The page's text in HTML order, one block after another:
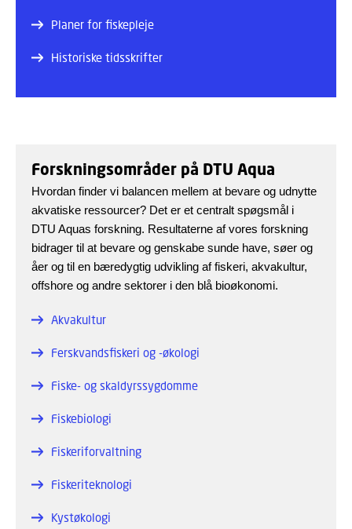
Planer for fiskepleje
Historiske tidsskrifter
Forskningsområder på DTU Aqua
Hvordan finder vi balancen mellem at bevare og udnytte
akvatiske ressourcer? Det er et centralt spøgsmål i
DTU Aquas forskning. Resultaterne af vores forskning
bidrager til at bevare og genskabe sunde have, søer og
åer og til en bæredygtig udvikling af fiskeri, akvakultur,
offshore og andre sektorer i den blå bioøkonomi.
Akvakultur
Ferskvandsfiskeri og -økologi
Fiske- og skaldyrssygdomme
Fiskebiologi
Fiskeriforvaltning
Fiskeriteknologi
Kystøkologi